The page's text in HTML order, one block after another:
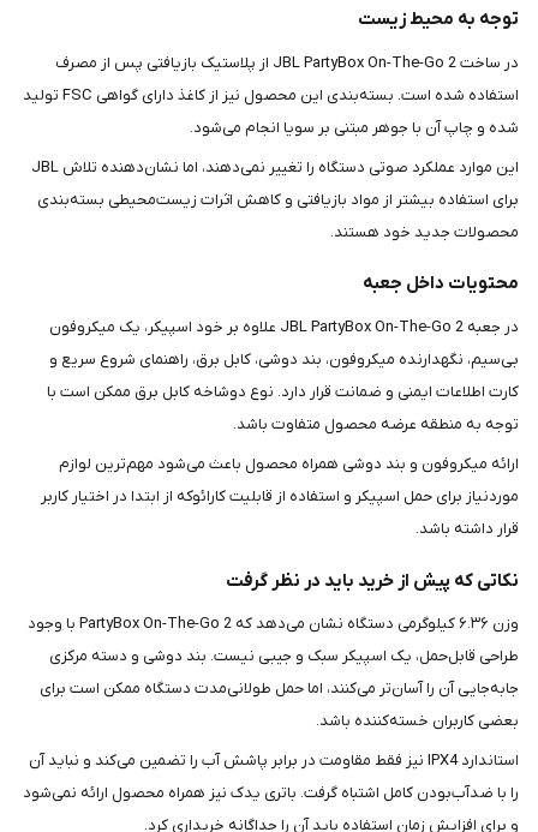
توجه به محیط زیست
در ساخت JBL PartyBox On-The-Go 2 از پلاستیک بازیافتی پس از مصرف
استفاده شده است. بسته‌بندی این محصول نیز از کاغذ دارای گواهی FSC تولید
شده و چاپ آن با جوهر مبتنی بر سویا انجام می‌شود.
این موارد عملکرد صوتی دستگاه را تغییر نمی‌دهند، اما نشان‌دهنده تلاش JBL
برای استفاده بیشتر از مواد بازیافتی و کاهش اثرات زیست‌محیطی بسته‌بندی
محصولات جدید خود هستند.
محتویات داخل جعبه
در جعبه JBL PartyBox On-The-Go 2 علاوه بر خود اسپیکر، یک میکروفون
بی‌سیم، نگهدارنده میکروفون، بند دوشی، کابل برق، راهنمای شروع سریع و
کارت اطلاعات ایمنی و ضمانت قرار دارد. نوع دوشاخه کابل برق ممکن است با
توجه به منطقه عرضه محصول متفاوت باشد.
ارائه میکروفون و بند دوشی همراه محصول باعث می‌شود مهم‌ترین لوازم
موردنیاز برای حمل اسپیکر و استفاده از قابلیت کارائوکه از ابتدا در اختیار کاربر
قرار داشته باشد.
نکاتی که پیش از خرید باید در نظر گرفت
وزن ۶.۳۶ کیلوگرمی دستگاه نشان می‌دهد که PartyBox On-The-Go 2 با وجود
طراحی قابل‌حمل، یک اسپیکر سبک و جیبی نیست. بند دوشی و دسته مرکزی
جابه‌جایی آن را آسان‌تر می‌کنند، اما حمل طولانی‌مدت دستگاه ممکن است برای
بعضی کاربران خسته‌کننده باشد.
استاندارد IPX4 نیز فقط مقاومت در برابر پاشش آب را تضمین می‌کند و نباید آن
را با ضدآب‌بودن کامل اشتباه گرفت. باتری یدک نیز همراه محصول ارائه نمی‌شود
و برای افزایش زمان استفاده باید آن را جداگانه خریداری کرد.